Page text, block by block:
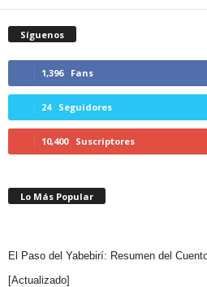
Síguenos
1,396 Fans
24 Seguidores
10,400 Suscriptores
Lo Más Popular
El Paso del Yabebirí: Resumen del
[Actualizado]